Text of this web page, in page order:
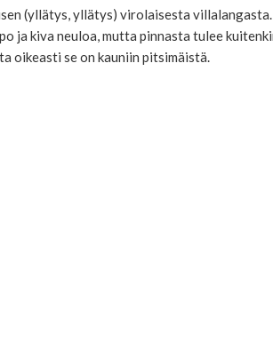
(yllätys, yllätys) virolaisesta villalangasta.
ja kiva neuloa, mutta pinnasta tulee
oikeasti se on kauniin pitsimäistä.